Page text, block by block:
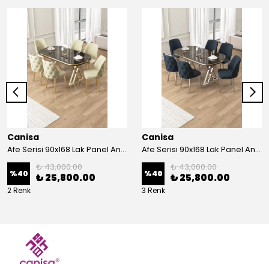
Canisa
Afe Serisi 90x168 Lak Panel Antrasit İroni Masa ve 6 Sandalye Gold Kaplama Ayak
%40
₺ 43,000.00
₺ 25,800.00
2 Renk
Canisa
Afe Serisi 90x168 Lak Panel Antrasit İroni Masa ve 6 Sandalye Krom Kaplama Ayak
%40
₺ 43,000.00
₺ 25,800.00
3 Renk